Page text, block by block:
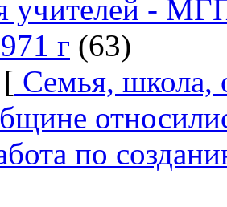
учителей -
г (63)
[ Семья, школа,
по